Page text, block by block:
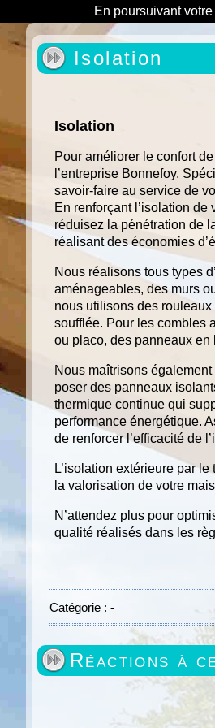
En poursuivant
Isolation
Isolation
Pour améliorer le confort
l’entreprise Bonnefoy.
savoir-faire au service de
En renforçant l’isolation
réduisez la pénétration de
réalisant des économies
Nous réalisons tous types
aménageables, des murs
nous utilisons des
soufflée. Pour les combles
ou placo, des panneaux
Nous maîtrisons
poser des panneaux
thermique continue qui
performance énergétique.
de renforcer l’efficacité de
L’isolation extérieure par
la valorisation de votre
N’attendez plus pour
qualité réalisés dans les
Catégorie : -
Réactions à